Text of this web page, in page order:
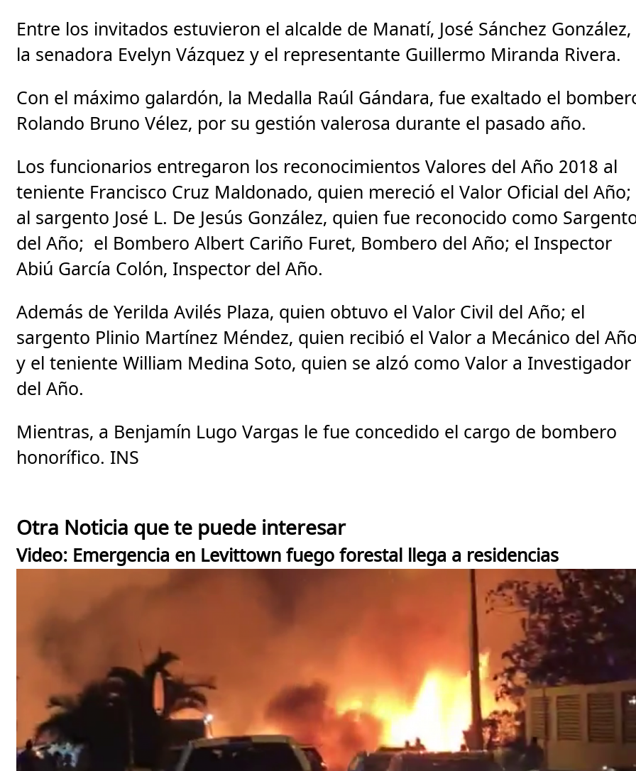
Entre los invitados estuvieron el alcalde de Manatí, José Sánchez González,
la senadora Evelyn Vázquez y el representante Guillermo Miranda Rivera.
Con el máximo galardón, la Medalla Raúl Gándara, fue exaltado el
Rolando Bruno Vélez, por su gestión valerosa durante el pasado año.
Los funcionarios entregaron los reconocimientos Valores del Año 2018 al
teniente Francisco Cruz Maldonado, quien mereció el Valor Oficial del Año;
al sargento José L. De Jesús González, quien fue reconocido como
del Año; el Bombero Albert Cariño Furet, Bombero del Año; el Inspector
Abiú García Colón, Inspector del Año.
Además de Yerilda Avilés Plaza, quien obtuvo el Valor Civil del Año; el
sargento Plinio Martínez Méndez, quien recibió el Valor a Mecánico del
y el teniente William Medina Soto, quien se alzó como Valor a Investigador
del Año.
Mientras, a Benjamín Lugo Vargas le fue concedido el cargo de bombero
honorífico. INS
Otra Noticia que te puede interesar
Video: Emergencia en Levittown fuego forestal llega a residencias